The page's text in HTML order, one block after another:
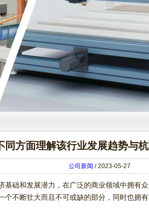
同方面理解该行业发展趋势与
公司新闻 / 2023-05-27
础和发展潜力，在广泛的商业领域中拥有
个不断壮大而且不可或缺的部分，同时也拥